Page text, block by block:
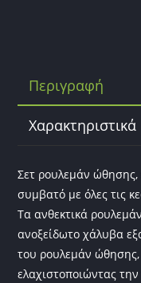
o
o
Περιγραφή
Χαρακτηριστικά
Σετ ρουλεμάν ώθησης,
συμβατό με όλες τις
Τα ανθεκτικά
ανοξείδωτο χάλυβα
του ρουλεμάν ώθησης,
ελαχιστοποιώντας